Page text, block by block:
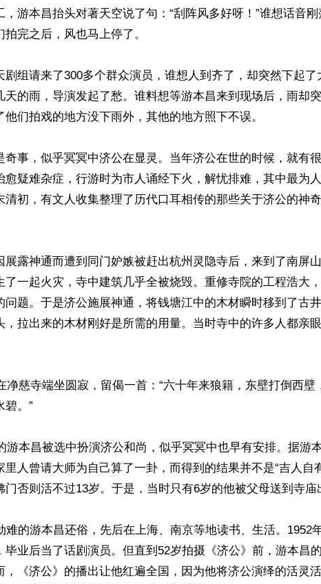
，游本昌抬头对著天空说了句：“刮阵风多好呀！”谁想话音
拍完之后，风也马上停了。
剧组请来了300多个群众演员，谁想人到齐了，却突然下起了
天的雨，导演发起了愁。谁料想等游本昌来到现场后，雨却
们拍戏的地方没下雨外，其他的地方照下不误。
奇事，似乎冥冥中济公在显灵。当年济公在世的时候，就有
愈疑难杂症，行游时为市人诵经下火，解忧排难，其中最为
清初，有文人收集整理了历代口耳相传的那些关于济公的神
展露神通而遭到同门妒嫉被赶出杭州灵隐寺后，来到了南屏
了一起火灾，寺中建筑几乎全被烧毁。重修寺院的工程浩大
问题。于是济公施展神通，将钱塘江中的木材瞬时移到了古
，拉出来的木材刚好是所需的用量。当时寺中的许多人都亲
净慈寺端坐圆寂，留偈一首：“六十年来狼籍，东壁打倒西壁
碧。”
游本昌被选中扮演济公和尚，似乎冥冥中也早有安排。据游
里人曾请大师为自己算了一卦，而得到的结果并不是“吉人自
门否则活不过13岁。于是，当时只有6岁的他被父母送到寺庙
难的游本昌还俗，先后在上海、南京等地读书、生活。1952
毕业后当了话剧演员。但直到52岁拍摄《济公》前，游本昌
，《济公》的播出让他红遍全国，因为他将济公演绎的活灵